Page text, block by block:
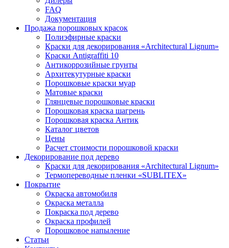
FAQ
Документация
Продажа порошковых красок
Полиэфирные краски
Краски для декорирования «Architectural Lignum»
Краски Antigraffiti 10
Антикоррозийные грунты
Архитекутурные краски
Порошковые краски муар
Матовые краски
Глянцевые порошковые краски
Порошковая краска шагрень
Порошковая краска Антик
Каталог цветов
Цены
Расчет стоимости порошковой краски
Декорирование под дерево
Краски для декорирования «Architectural Lignum»
Термопереводные пленки «SUBLITEX»
Покрытие
Окраска автомобиля
Окраска металла
Покраска под дерево
Окраска профилей
Порошковое напыление
Статьи